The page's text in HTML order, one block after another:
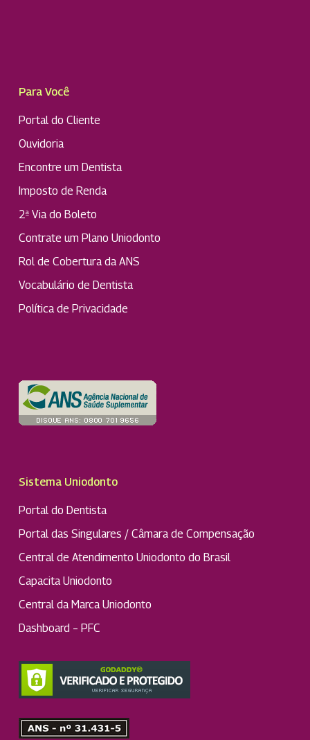
Para Você
Portal do Cliente
Ouvidoria
Encontre um Dentista
Imposto de Renda
2ª Via do Boleto
Contrate um Plano Uniodonto
Rol de Cobertura da ANS
Vocabulário de Dentista
Política de Privacidade
Sistema Uniodonto
Portal do Dentista
Portal das Singulares / Câmara de Compensação
Central de Atendimento Uniodonto do Brasil
Capacita Uniodonto
Central da Marca Uniodonto
Dashboard – PFC